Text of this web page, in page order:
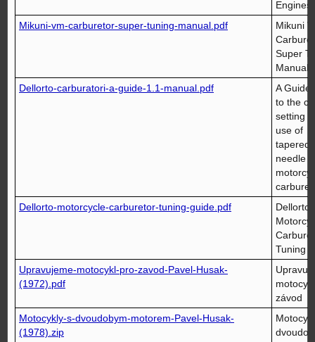
Engines
Mikuni-vm-carburetor-super-tuning-manual.pdf
Mikuni
Super
Manual
Dellorto-carburatori-a-guide-1.1-manual.pdf
A Guide
to the
setting
use of
tapered-
needle
Dellorto-motorcycle-carburetor-tuning-guide.pdf
Dellorto
Tuning
Upravujeme-motocykl-pro-zavod-Pavel-Husak-
(1972).pdf
závod
Motocykly-s-dvoudobym-motorem-Pavel-Husak-
(1978).zip